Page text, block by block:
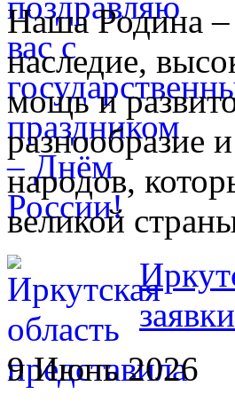
Наша Родина –
наследие,
мощь и
разнообразие
народов,
великой
9 Июнь 2026